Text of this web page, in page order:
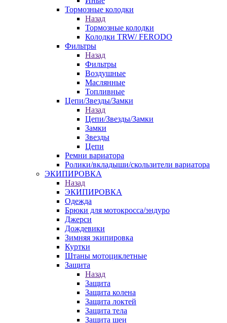
Тормозные колодки
Назад
Тормозные колодки
Колодки TRW/ FERODO
Фильтры
Назад
Фильтры
Воздушные
Маслянные
Топливные
Цепи/Звезды/Замки
Назад
Цепи/Звезды/Замки
Замки
Звезды
Цепи
Ремни вариатора
Ролики/вкладыши/скользители вариатора
ЭКИПИРОВКА
Назад
ЭКИПИРОВКА
Одежда
Брюки для мотокросса/эндуро
Джерси
Дождевики
Зимняя экипировка
Куртки
Штаны мотоциклетные
Защита
Назад
Защита
Защита колена
Защита локтей
Защита тела
Защита шеи